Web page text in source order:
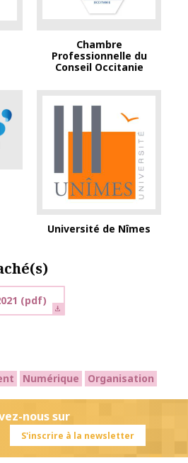
Chambre
Professionnelle du
Conseil Occitanie
Université de Nîmes
(pdf)
Numérique Organisation
nous sur
S'inscrire à la newsletter